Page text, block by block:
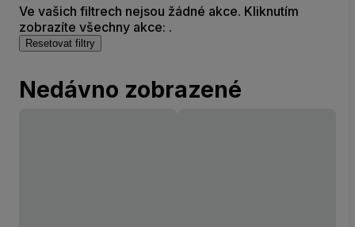
Ve vašich filtrech nejsou žádné akce. Kliknutím
zobrazíte všechny akce: .
Resetovat filtry
Nedávno zobrazené